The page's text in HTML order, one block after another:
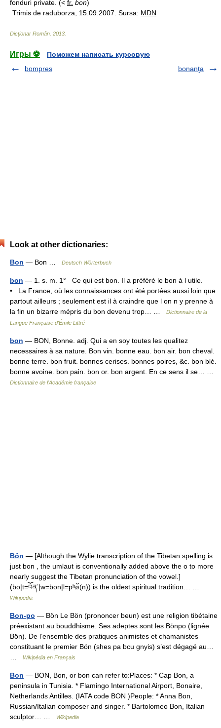
fonduri private. (< fr. bon)
Trimis de raduborza, 15.09.2007. Sursa: MDN
Dicționar Român 2013
Игры ⚽
Поможем написать курсовую
bompres
bonanţa
Look at other dictionaries:
Bon — Bon … Deutsch Wörterbuch
bon — 1. s. m. 1° Ce qui est bon. Il a préféré le bon à l utile.
• La France, où les connaissances ont été portées aussi loin que
partout ailleurs ; seulement est il à craindre que l on n y prenne à
la fin un bizarre mépris du bon devenu trop… …
Dictionnaire de la
Langue Française d'Émile Littré
bon — BON, Bonne. adj. Qui a en soy toutes les qualitez
necessaires à sa nature. Bon vin. bonne eau. bon air. bon cheval.
bonne terre. bon fruit. bonnes cerises. bonnes poires, &c. bon blé.
bonne avoine. bon pain. bon or. bon argent. En ce sens il se… …
Dictionnaire de l'Académie française
Bön — [Although the Wylie transcription of the Tibetan spelling is
just bon , the umlaut is conventionally added above the o to more
nearly suggest the Tibetan pronunciation of the vowel.]
(bo|t=བོན་|w=bon|l=pʰø̃̀(n)) is the oldest spiritual tradition… …
Wikipedia
Bon-po — Bön Le Bön (prononcer beun) est une religion tibétaine
préexistant au bouddhisme. Ses adeptes sont les Bönpo (lignée
Bön). De l’ensemble des pratiques animistes et chamanistes
constituant le premier Bön (shes pa bcu gnyis) s’est dégagé au…
Wikipédia en Français
Bon — BON, Bon, or bon can refer to:Places: * Cap Bon, a
peninsula in Tunisia. * Flamingo International Airport, Bonaire,
Netherlands Antilles. (IATA code BON )People: * Anna Bon,
Russian/Italian composer and singer. * Bartolomeo Bon, Italian
sculptor… …
Wikipedia